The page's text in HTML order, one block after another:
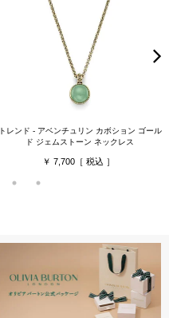
トレンド - アベンチュリン カボション ゴール
ド ジェムストーン ネックレス
7,700